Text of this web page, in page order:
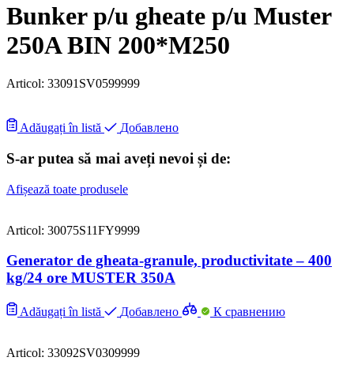
Bunker p/u gheate p/u Muster
250A BIN 200*M250
Articol: 33091SV0599999
Adăugați în listă Добавлено
S-ar putea să mai aveți nevoi și de:
Afișează toate produsele
Articol: 30075S11FY9999
Generator de gheata-granule, productivitate – 400
kg/24 ore MUSTER 350A
Adăugați în listă Добавлено К сравнению
Articol: 33092SV0309999